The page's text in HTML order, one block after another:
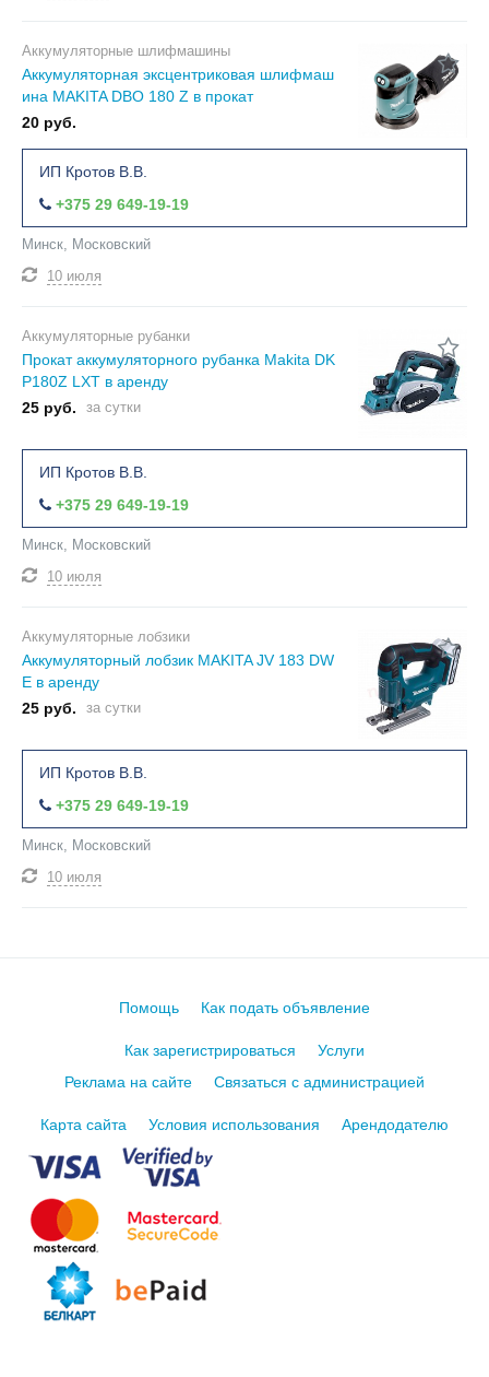
Аккумуляторные шлифмашины
Аккумуляторная эксцентриковая шлифмаш
ина MAKITA DBO 180 Z в прокат
20 руб.
ИП Кротов В.В.
+375 29 649-19-19
Минск, Московский
10 июля
Аккумуляторные рубанки
Прокат аккумуляторного рубанка Makita DK
P180Z LXT в аренду
25 руб.
за сутки
ИП Кротов В.В.
+375 29 649-19-19
Минск, Московский
10 июля
Аккумуляторные лобзики
Аккумуляторный лобзик MAKITA JV 183 DW
E в аренду
25 руб.
за сутки
ИП Кротов В.В.
+375 29 649-19-19
Минск, Московский
10 июля
Помощь Как подать объявление
Как зарегистрироваться
Услуги
Реклама на сайте
Связаться с администрацией
Карта сайта Условия использования Арендодателю